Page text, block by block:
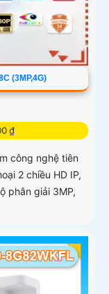
(3MP,4G)
₫
công nghệ tiên
2 chiều HD IP,
phân giải 3MP,